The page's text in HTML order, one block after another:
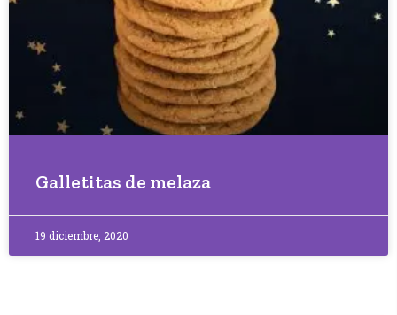
Galletitas de melaza
19 diciembre, 2020